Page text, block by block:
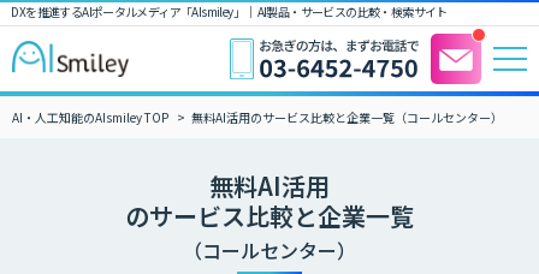
DXを推進するAIポータルメディア「AIsmiley」｜ AI製品・サービスの比較・検索サイト
AI・人工知能のAIsmiley TOP 無料AI活用のサービス比較と企業一覧（コールセンター）
無料AI活用
のサービス比較と企業一覧
（コールセンター）